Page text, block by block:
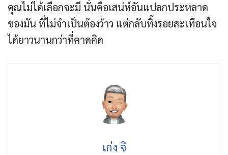
คุณไม่ได้เลือกจะมี นั่นคือเสน่ห์อันแปลกประหลาด
ของมัน ที่ไม่จำเป็นต้องว้าว แต่กลับทิ้งรอยสะเทือนใจ
ได้ยาวนานกว่าที่คาดคิด
เก่ง จิ